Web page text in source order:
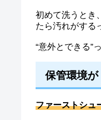
初めて洗うとき
たら汚れがする
“意外とできる”
保管環境
ファーストシュ